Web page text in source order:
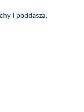
i poddasza.